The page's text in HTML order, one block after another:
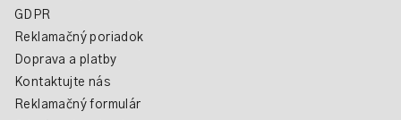
GDPR
Reklamačný poriadok
Doprava a platby
Kontaktujte nás
Reklamačný formulár